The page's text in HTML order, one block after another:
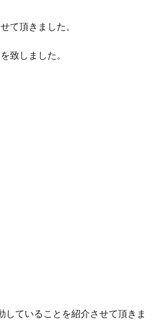
て頂きました。
致しました。
ていることを紹介させて頂きま